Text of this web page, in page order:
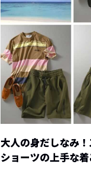
大人の身だしなみ
ショーツの上手な